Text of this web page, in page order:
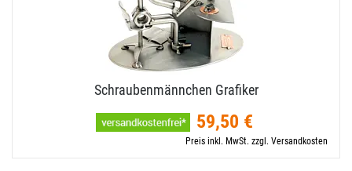
Schraubenmännchen Grafiker
59,50 €
Preis inkl. MwSt. zzgl. Versandkosten